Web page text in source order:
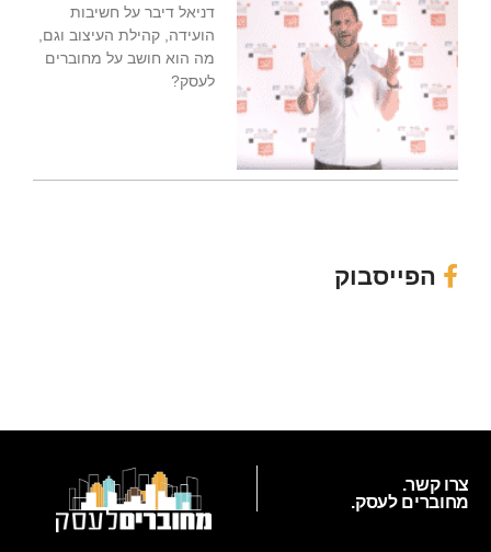
דניאל דיבר על חשיבות
הועידה, קהילת העיצוב וגם,
מה הוא חושב על מחוברים
לעסק?
הפייסבוק
צרו קשר.
מחוברים לעסק.